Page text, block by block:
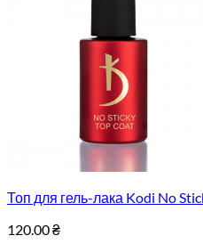
Топ для гель-лака Kodi No
120.00₴